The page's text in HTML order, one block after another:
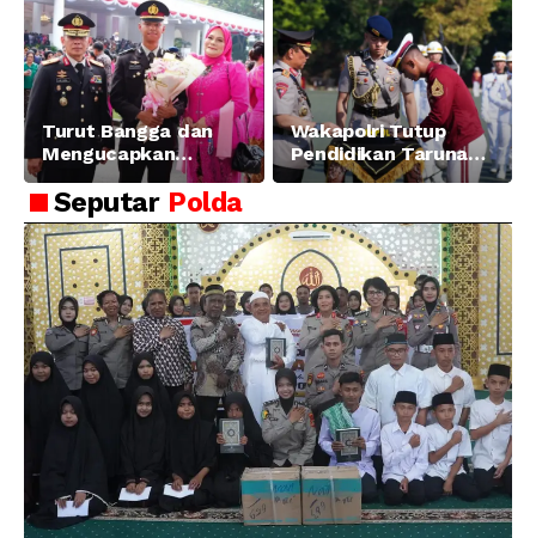
Turut Bangga dan
Mengucapkan
Selamat dan Sukses
Atas Pelantikan
Putra Brigjen Pol Drs,
A.M Kamal. Sebagai
Perwira Polri Lulusan
AKPOL 2026
Wakapolri Tutup
Pendidikan Taruna
Akpol Angkatan ke-
Amanat Kapolri
kepada 282 Capaja
Seputar Polda